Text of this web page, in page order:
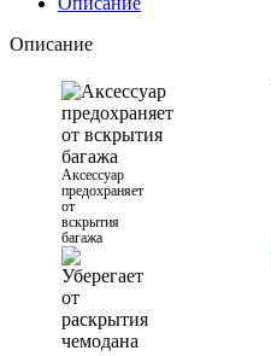
Описание
Аксессуар
предохраняет
от
вскрытия
багажа